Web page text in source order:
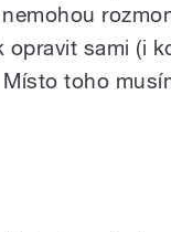
opravit sami (i
toho